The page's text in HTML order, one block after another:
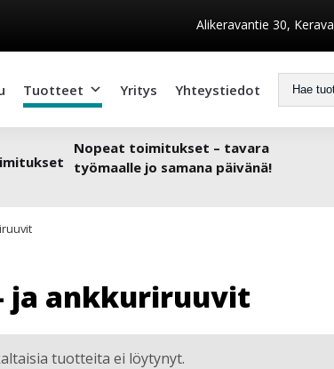
Alikeravantie 30, Kerava
Tuotteet Yritys Yhteystiedot
Nopeat toimitukset – tavara
työmaalle jo samana päivänä!
ja ankkuriruuvit
tuotteita ei löytynyt.